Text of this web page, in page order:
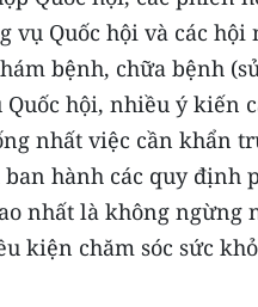
NAM
OCOP - MỖI XÃ
vụ Quốc hội và các hội
bệnh, chữa bệnh
hội, nhiều ý kiến
nhất việc cần khẩn
hành các quy định
nhất là không ngừng
kiện chăm sóc sức